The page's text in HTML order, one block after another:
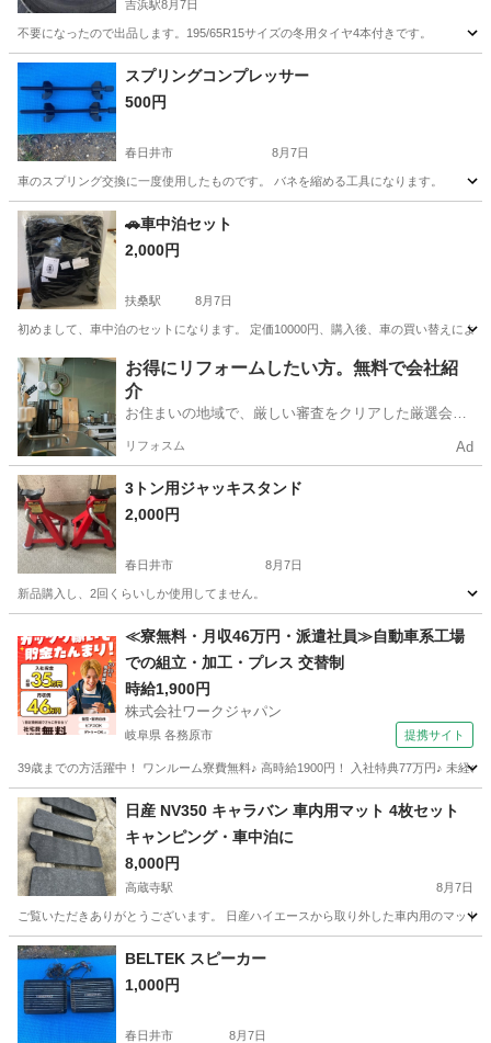
吉浜駅8月7日
不要になったので出品します。195/65R15サイズの冬用タイヤ4本付きです。
愛知 高浜市 吉浜駅 タイヤ、ホイール
スプリングコンプレッサー
500円
春日井市 8月7日
車のスプリング交換に一度使用したものです。 バネを縮める工具になります。
愛知 春日井市 メンテナンス用品
🚗車中泊セット
2,000円
扶桑駅 8月7日
初めまして、車中泊のセットになります。 定価10000円、購入後、車の買い替えによ
愛知 丹羽郡 扶桑駅 その他 車中泊
お得にリフォームしたい方。無料で会社紹
介
お住まいの地域で、厳しい審査をクリアした厳選会社
リフォスム Ad
3トン用ジャッキスタンド
2,000円
春日井市 8月7日
新品購入し、2回くらいしか使用してません。
メンテナンス用品
≪寮無料・月収46万円・派遣社員≫自動車系工場
での組立・加工・プレス 交替制
時給1,900円
株式会社ワークジャパン
岐阜県 各務原市 提携サイト
39歳までの方活躍中！ ワンルーム寮費無料♪ 高時給1900円！ 入社特典77万円♪ 未経
岐阜 各務原市 その他
日産 NV350 キャラバン 車内用マット 4枚セット
キャンピング・車中泊に
8,000円
高蔵寺駅 8月7日
ご覧いただきありがとうございます。 日産ハイエースから取り外した車内用のマッ
愛知 小牧市 内装、インテリア
BELTEK スピーカー
1,000円
春日井市 8月7日